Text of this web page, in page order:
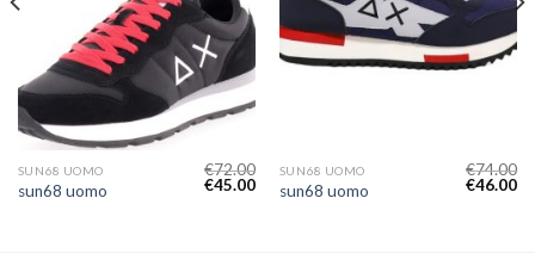
SUN68 UOMO
sun68 uomo
€72.00
€45.00
SUN68 UOMO
sun68 uomo
€74.00
€46.00